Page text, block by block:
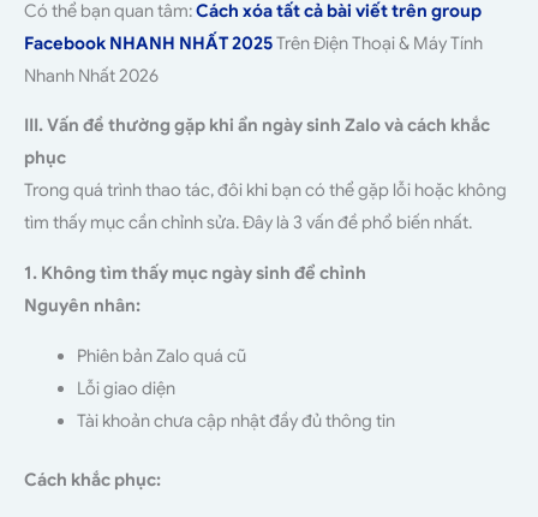
Có thể bạn quan tâm:Cách xóa tất cả bài viết trên group
Facebook NHANH NHẤT 2025Trên Điện Thoại & Máy Tính
Nhanh Nhất 2026
III. Vấn đề thường gặp khi ẩn ngày sinh Zalo và cách khắc
phục
Trong quá trình thao tác, đôi khi bạn có thể gặp lỗi hoặc không
tìm thấy mục cần chỉnh sửa. Đây là 3 vấn đề phổ biến nhất.
1. Không tìm thấy mục ngày sinh để chỉnh
Nguyên nhân:
Phiên bản Zalo quá cũ
Lỗi giao diện
Tài khoản chưa cập nhật đầy đủ thông tin
Cách khắc phục: